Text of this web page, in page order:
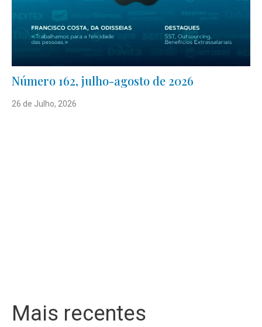
Número 162, julho-agosto de 2026
26 de Julho, 2026
Mais recentes